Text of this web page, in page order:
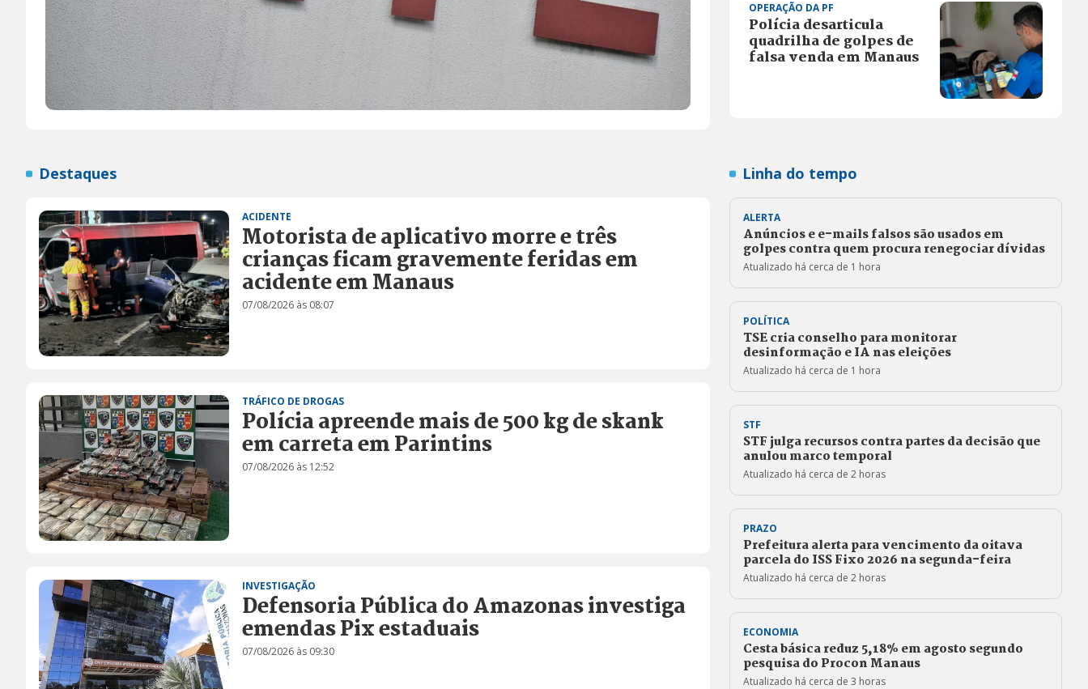
OPERAÇÃO DA PF
Polícia desarticula
quadrilha de golpes de
falsa venda em Manaus
Destaques
ACIDENTE
Motorista de aplicativo morre e três
crianças ficam gravemente feridas em
acidente em Manaus
07/08/2026 às 08:07
TRÁFICO DE DROGAS
Polícia apreende mais de 500 kg de skank
em carreta em Parintins
07/08/2026 às 12:52
INVESTIGAÇÃO
Defensoria Pública do Amazonas investiga
emendas Pix estaduais
07/08/2026 às 09:30
Linha do tempo
ALERTA
Anúncios e e-mails falsos são usados em
golpes contra quem procura renegociar dívidas
Atualizado há cerca de 1 hora
POLÍTICA
TSE cria conselho para monitorar
desinformação e IA nas eleições
Atualizado há cerca de 1 hora
STF
STF julga recursos contra partes da decisão que
anulou marco temporal
Atualizado há cerca de 2 horas
PRAZO
Prefeitura alerta para vencimento da oitava
parcela do ISS Fixo 2026 na segunda-feira
Atualizado há cerca de 2 horas
ECONOMIA
Cesta básica reduz 5,18% em agosto segundo
pesquisa do Procon Manaus
Atualizado há cerca de 3 horas